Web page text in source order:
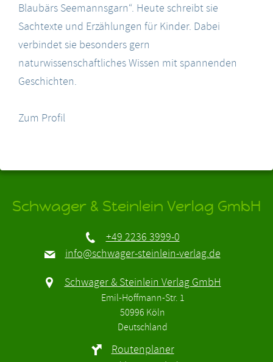
Blaubärs Seemannsgarn“. Heute schreibt sie
Sachtexte und Erzählungen für Kinder. Dabei
verbindet sie besonders gern
naturwissenschaftliches Wissen mit spannenden
Geschichten.
Zum Profil
Schwager & Steinlein Verlag GmbH
+49 2236 3999-0
info@schwager-steinlein-verlag.de
Schwager & Steinlein Verlag GmbH
Emil-Hoffmann-Str. 1
50996 Köln
Deutschland
Routenplaner